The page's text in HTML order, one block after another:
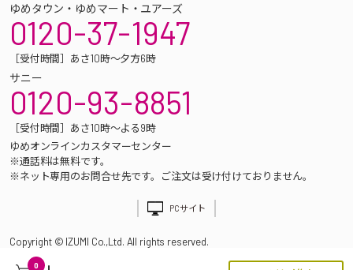
0
ゆめタウン・ゆめマート・ユアーズ
0120-37-1947
［受付時間］あさ10時～夕方6時
サニー
0120-93-8851
［受付時間］あさ10時～よる9時
ゆめオンラインカスタマーセンター
※通話料は無料です。
※ネット専用のお問合せ先です。ご注文は受け付けておりません。
PCサイト
Copyright © IZUMI Co.,Ltd. All rights reserved.